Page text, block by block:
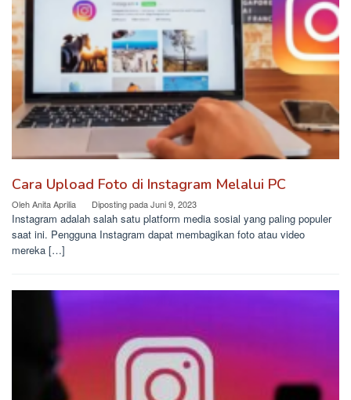
Cara Upload Foto di Instagram Melalui PC
OlehAnita Aprilia Diposting padaJuni 9, 2023
Instagram adalah salah satu platform media sosial yang paling populer
saat ini. Pengguna Instagram dapat membagikan foto atau video
mereka […]